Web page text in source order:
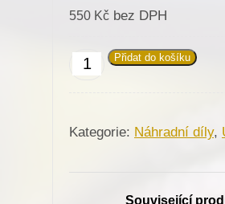
550 Kč bez DPH
049245
R26
Přidat do košíku
Kategorie: Náhradní díly,
Související